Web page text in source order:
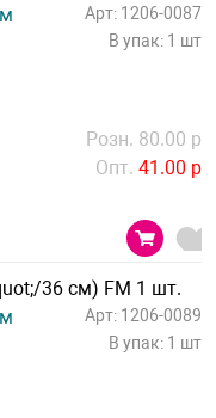
Арт: 1206-0087
В упак: 1 шт
Розн. 80.00 р
Опт. 41.00 р
36 см) FM 1 шт.
Арт: 1206-0089
В упак: 1 шт